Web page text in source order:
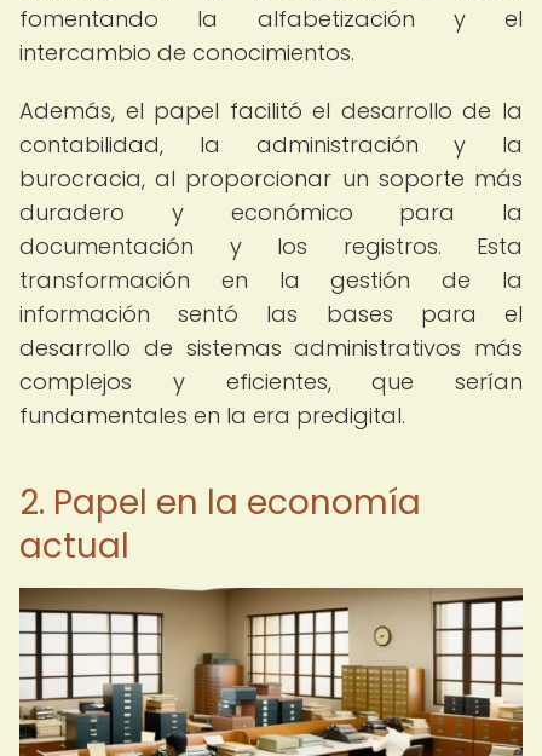
fomentando la alfabetización y el
intercambio de conocimientos.
Además, el papel facilitó el desarrollo de la
contabilidad, la administración y la
burocracia, al proporcionar un soporte más
duradero y económico para la
documentación y los registros. Esta
transformación en la gestión de la
información sentó las bases para el
desarrollo de sistemas administrativos más
complejos y eficientes, que serían
fundamentales en la era predigital.
2. Papel en la economía
actual